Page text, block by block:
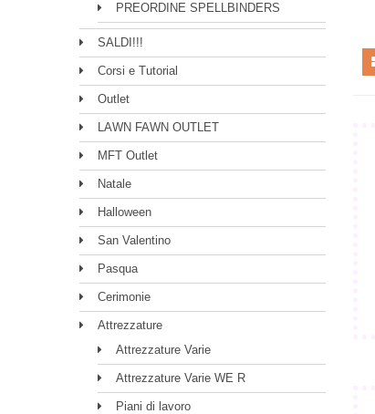
PREORDINE SPELLBINDERS
SALDI!!!
Corsi e Tutorial
Outlet
LAWN FAWN OUTLET
MFT Outlet
Natale
Halloween
San Valentino
Pasqua
Cerimonie
Attrezzature
Attrezzature Varie
Attrezzature Varie WE R
Piani di lavoro